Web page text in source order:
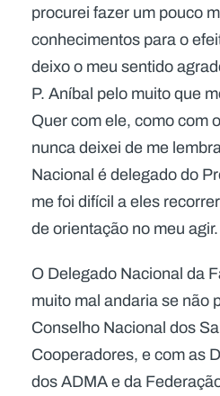
procurei fazer um pouco
conhecimentos para o
deixo o meu sentido
P. Aníbal pelo muito que
Quer com ele, como com
nunca deixei de me
Nacional é delegado do
me foi difícil a eles
de orientação no meu agir.
O Delegado Nacional da
muito mal andaria se não
Conselho Nacional dos
Cooperadores, e com as
dos ADMA e da